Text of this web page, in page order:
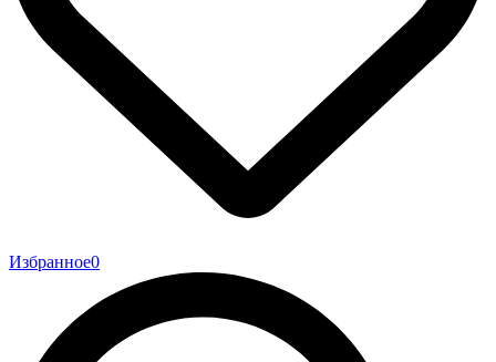
Избранное0